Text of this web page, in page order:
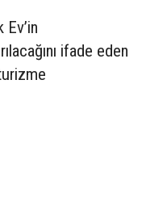
Ev’in
ifade eden